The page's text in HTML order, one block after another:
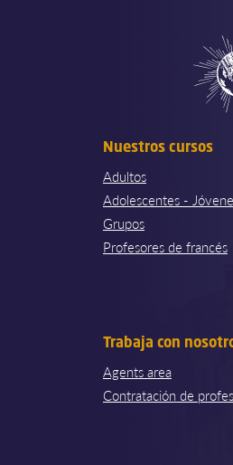
Nuestros cursos
Adultos
Adolescentes -
Grupos
Profesores de francés
Trabaja con
Agents area
Contratación de